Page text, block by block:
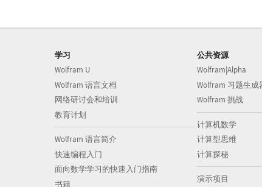
学习
Wolfram U
Wolfram 语言文档
网络研讨会和培训
教育计划
Wolfram 语言简介
快速编程入门
面向数学学习的快速入门指南
书籍
公共资源
Wolfram|Alpha
Wolfram 习题生成
Wolfram 挑战
计算机数学
计算型思维
计算探秘
演示项目